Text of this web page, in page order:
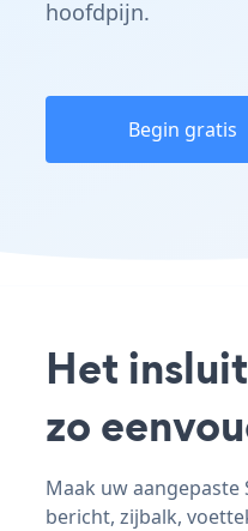
hoofdpijn.
Begin gratis
Het
zo
Maak uw aangepaste
bericht, zijbalk,